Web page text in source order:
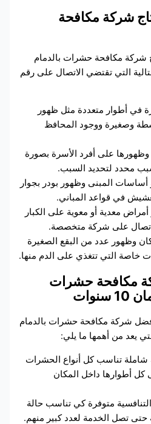
شركة مكافحة
شركة مكافحة حشرات بالدمام
التي تقتضي الاتصال على رقم
في أطوار متعددة مثل ظهور
وصغيرة ووجود المحافظ
وظهورها على أفرد الأسرة بصورة
محدد لتحديد السبب.
المبنى وظهور بودر بجوار
في قواعد المباني.
معدية أو معوية على الكبار
على شركة متخصصة.
وظهور عدد من البقع الصغيرة
خاصة التي تتغذي على الدم منها.
مكافحة حشرات
شركة مكافحة حشرات بالدمام
شاملة تناسب كل أنواع الحشرات
أطوارها داخل المكان
متوفرة كي تناسب حالة
حتى تصل الخدمة لعدد كبير منهم.